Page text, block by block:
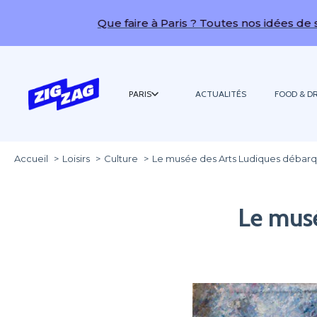
Que faire à Paris ? Toutes nos idées de sorties !
PARIS ACTUALITÉS FOOD &
Accueil Loisirs Culture Le musée des Arts Ludiques
Le